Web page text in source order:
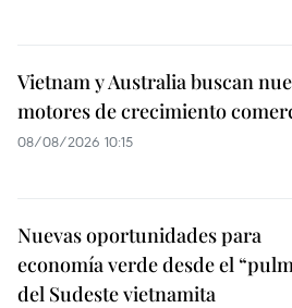
Vietnam y Australia buscan
motores de crecimiento
08/08/2026 10:15
Nuevas oportunidades para
economía verde desde el
del Sudeste vietnamita